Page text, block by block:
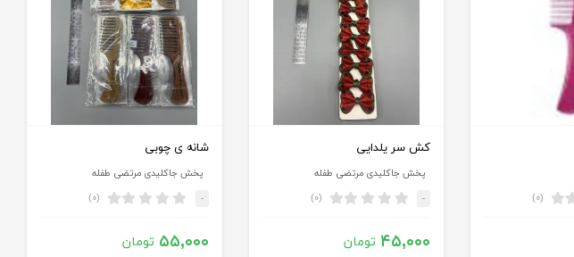
(۰)
کش سر یلدایی
پخش جاکلیدی مرتضی طفله
- (۰)
۴۵,۰۰۰ تومان
شانه ی چوبی
پخش جاکلیدی مرتضی طفله
- (۰)
۵۵,۰۰۰ تومان